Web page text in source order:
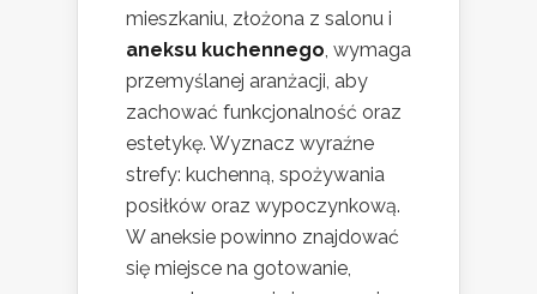
mieszkaniu, złożona z salonu i
aneksu kuchennego, wymaga
przemyślanej aranżacji, aby
zachować funkcjonalność oraz
estetykę. Wyznacz wyraźne
strefy: kuchenną, spożywania
posiłków oraz wypoczynkową.
W aneksie powinno znajdować
się miejsce na gotowanie,